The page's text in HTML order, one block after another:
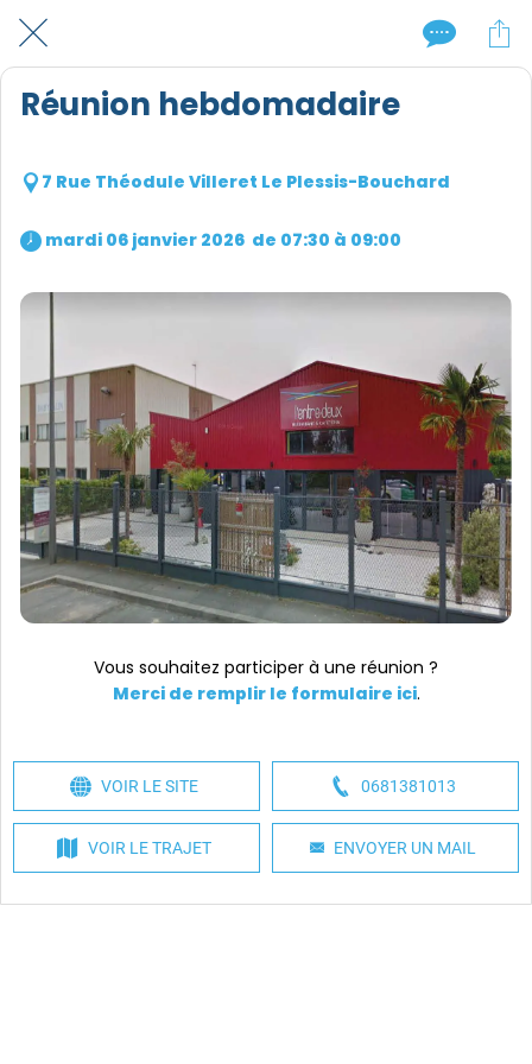
Réunion hebdomadaire
7 Rue Théodule Villeret Le Plessis-Bouchard
mardi 06 janvier 2026  de 07:30 à 09:00
Vous souhaitez participer à une réunion ?
Merci de remplir le formulaire ici.
VOIR LE SITE 0681381013
VOIR LE TRAJET ENVOYER UN MAIL